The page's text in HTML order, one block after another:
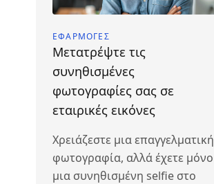
ΕΦΑΡΜΟΓΈΣ
Μετατρέψτε τις
συνηθισμένες
φωτογραφίες σας σε
εταιρικές εικόνες
Χρειάζεστε μια επαγγελματική
φωτογραφία, αλλά έχετε μόνο
μια συνηθισμένη selfie στο